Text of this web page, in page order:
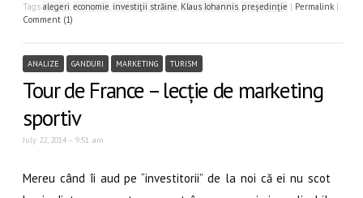
Tags alegeri,economie, investiții străine, Klaus Iohannis, președinție | Permalink |
Comment (1)
ANALIZE GANDURI MARKETING TURISM
Tour de France – lecție de marketing
sportiv
July 22, 2014 – 9:51 am
Mereu când îi aud pe “investitorii” de la noi că ei nu scot